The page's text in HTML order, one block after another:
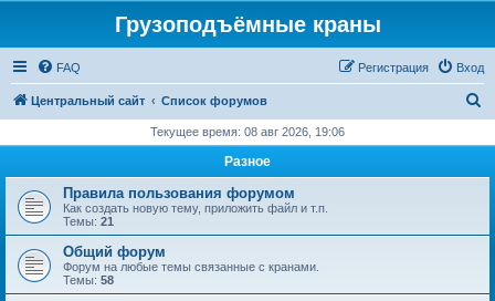
Грузоподъёмные краны
FAQ Вход
Регистрация
Центральный сайт Список форумов
с
Текущее время: 08 авг 2026, 19:06
Разное
Правила пользования форумом
Как создать новую тему, приложить файл и т.п.
Темы: 21
Общий форум
Форум на любые темы связанные с кранами.
Темы: 58